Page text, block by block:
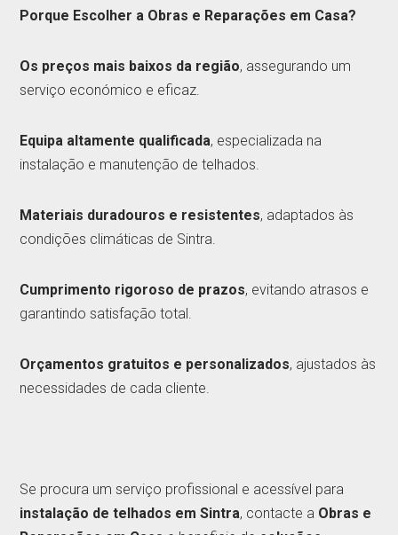
Porque Escolher a Obras e Reparações em Casa?
Os preços mais baixos da região, assegurando um
serviço económico e eficaz.
Equipa altamente qualificada, especializada na
instalação e manutenção de telhados.
Materiais duradouros e resistentes, adaptados às
condições climáticas de Sintra.
Cumprimento rigoroso de prazos, evitando atrasos e
garantindo satisfação total.
Orçamentos gratuitos e personalizados, ajustados às
necessidades de cada cliente.
Se procura um serviço profissional e acessível para
instalação de telhados em Sintra, contacte a Obras e